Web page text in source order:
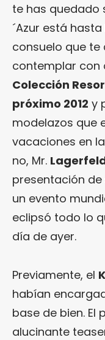
te has quedado
´Azur está
consuelo que
contemplar con
Colección
próximo 2012 y
modelazos que
vacaciones en
no, Mr.
presentación
un evento
eclipsó todo lo
día de ayer.
Previamente, el
habían
base de bien. El
alucinante